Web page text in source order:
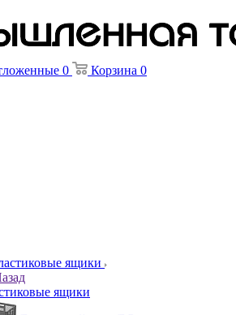
0 Корзина 0
ящики
ящики